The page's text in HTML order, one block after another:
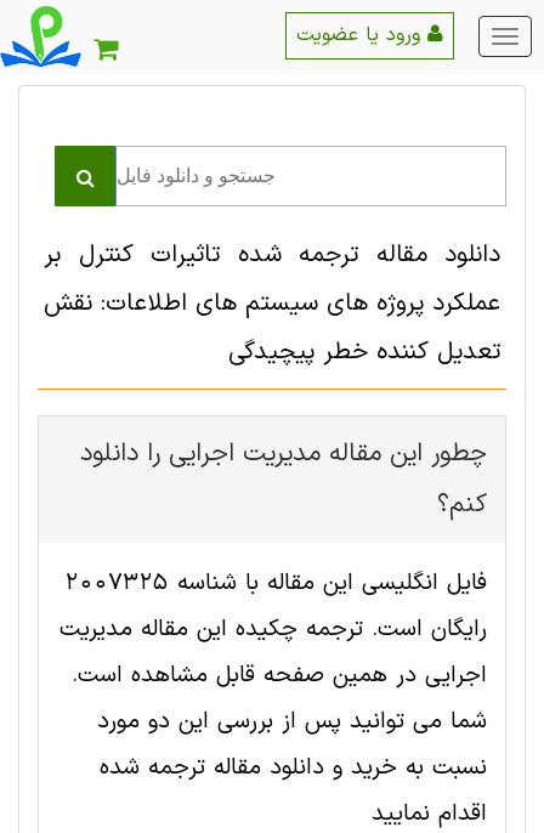
منو
اصلی
دانلود مقاله ترجمه شده تاثیرات کنترل بر
عملکرد پروژه های سیستم های اطلاعات: نقش
تعدیل کننده خطر پیچیدگی
چطور این مقاله مدیریت اجرایی را دانلود
کنم؟
فایل انگلیسی این مقاله با شناسه 2007325
رایگان است. ترجمه چکیده این مقاله مدیریت
اجرایی در همین صفحه قابل مشاهده است.
شما می توانید پس از بررسی این دو مورد
نسبت به خرید و دانلود مقاله ترجمه شده
اقدام نمایید